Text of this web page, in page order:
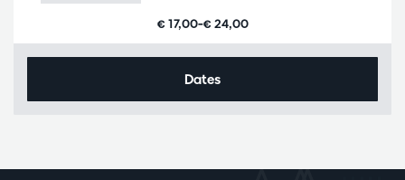
€ 17,00–€ 24,00
Dates